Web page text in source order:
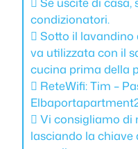
condizionatori.
 Sotto il
va utilizzata con il
cucina prima della
 ReteWifi: Tim –
 Vi consigliamo di
lasciando la chiave